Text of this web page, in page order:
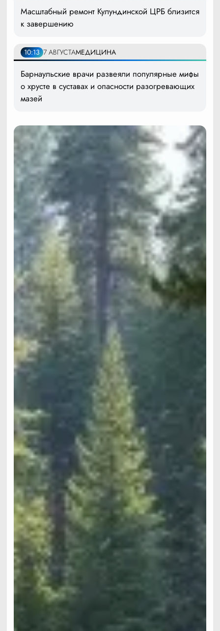
Масштабный ремонт Кулундинской ЦРБ близится
к завершению
10:13 7 АВГУСТАМЕДИЦИНА
Барнаульские врачи развеяли популярные мифы
о хрусте в суставах и опасности разогревающих
мазей